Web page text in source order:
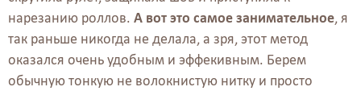
нарезанию роллов. А вот это самое занимательное, я
так раньше никогда не делала, а зря, этот метод
оказался очень удобным и эффекивным. Берем
обычную тонкую не волокнистую нитку и просто